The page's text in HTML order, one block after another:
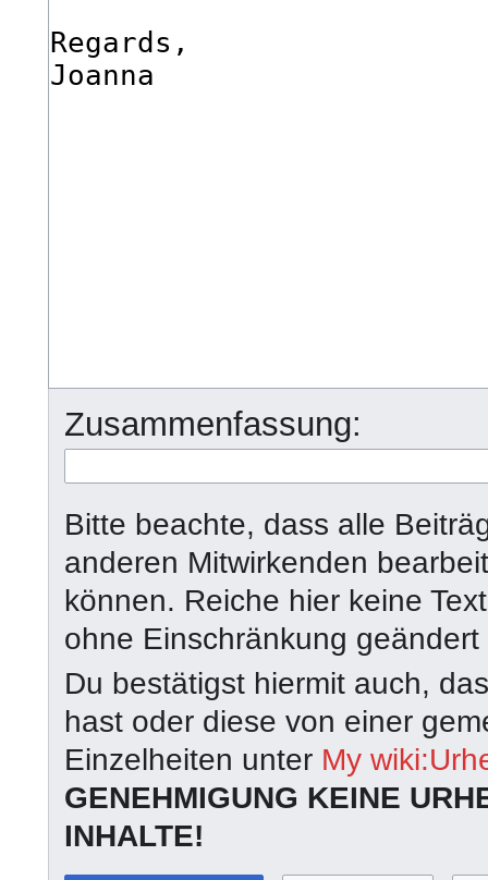
Zusammenfassung:
Bitte beachte, dass alle
anderen Mitwirkenden
können. Reiche hier keine
ohne Einschränkung
Du bestätigst hiermit auch,
hast oder diese von einer
Einzelheiten unter My
GENEHMIGUNG KEINE
INHALTE!